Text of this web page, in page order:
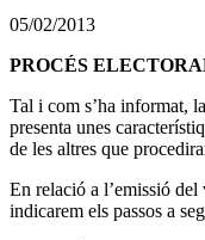
05/02/2013
PROCÉS
Tal i com s’ha informat,
presenta unes
de les altres que
En relació a l’emissió del
indicarem els passos a